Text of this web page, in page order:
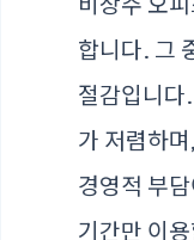
합니다. 그
절감입니다
가 저렴하
경영적 부
기간만 이